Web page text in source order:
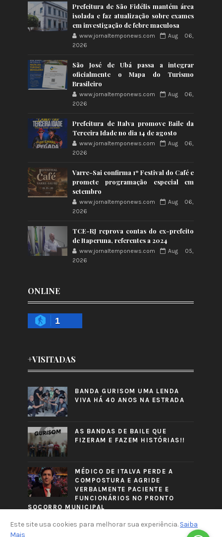
Prefeitura de São Fidélis mantém área
isolada e faz atualização sobre exames
em investigação de febre maculosa
www.jornaltemponews.com
Aug 06,
2026
São José de Ubá passa a integrar
oficialmente o Mapa do Turismo
Brasileiro
www.jornaltemponews.com
Aug 06,
2026
Prefeitura de Italva promove Baile da
Terceira Idade no dia 14 de agosto
www.jornaltemponews.com
Aug 06,
2026
Varre-Sai confirma 1º Festival do Café e
promete programação especial em
setembro
www.jornaltemponews.com
Aug 06,
2026
TCE-RJ reprova contas do ex-prefeito
de Itaperuna, referentes a 2024
www.jornaltemponews.com
Aug 05,
2026
ONLINE
1
+VISITADAS
BANDA GURISOM UMA LENDA
VIVA HÁ 40 ANOS NA ESTRADA
AS BANDAS DE BAILE QUE
FIZERAM E FAZEM HISTÓRIAS!!
MÉDICO DE ITALVA PERDE A
COMPOSTURA E AGRIDE
VERBALMENTE PACIENTE E
FUNCIONÁRIOS NO PRONTO
SOCORRO MUNICIPAL
Este site usa cookies para melhorar sua experiência. Saiba
Mais